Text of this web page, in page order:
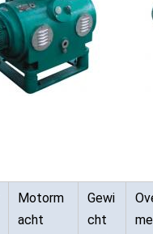
Motorm
acht
Gewi
cht